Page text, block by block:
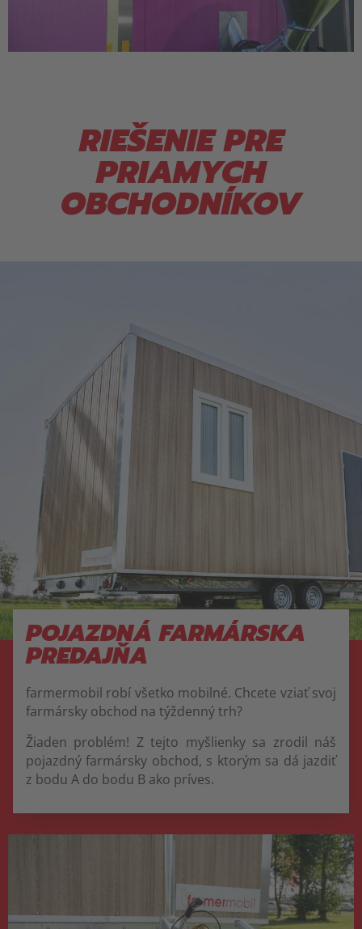
RIEŠENIE PRE
PRIAMYCH
OBCHODNÍKOV
POJAZDNÁ FARMÁRSKA
PREDAJŇA
farmermobil robí všetko mobilné. Chcete vziať svoj
farmársky obchod na týždenný trh?
Žiaden problém! Z tejto myšlienky sa zrodil náš
pojazdný farmársky obchod, s ktorým sa dá jazdiť
z bodu A do bodu B ako príves.